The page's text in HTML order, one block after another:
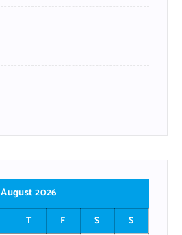
August 2026
T F S
S